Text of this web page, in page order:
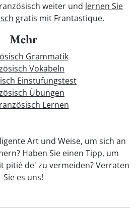
weiter und lernen Sie
gratis mit Frantastique.
Mehr
Grammatik
Vokabeln
Einstufungstest
Übungen
Lernen
Art und Weise, um sich an
Haben Sie einen Tipp, um
pitié de' zu vermeiden? Verraten
Sie es uns!